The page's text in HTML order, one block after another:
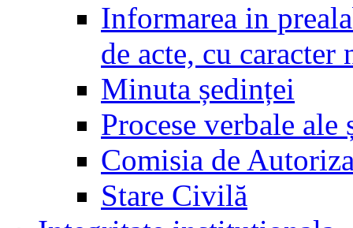
Informarea in
de acte, cu caracter
Minuta ședinței
Procese verbale
Comisia de
Stare Civilă